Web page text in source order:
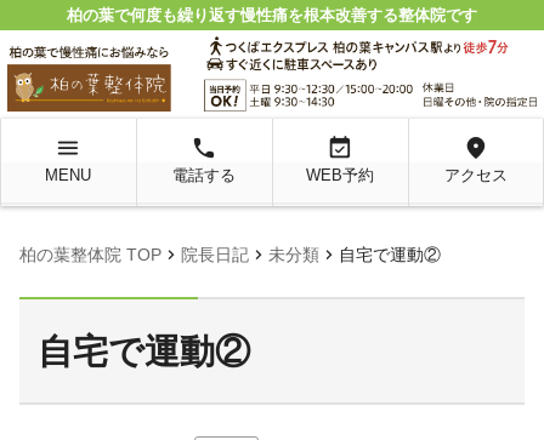
柏の葉で何度も繰り返す慢性痛を根本改善する整体院です
menu
MENU
local_phone
電話する
event_available
WEB予約
location_on
アクセス
柏の葉整体院 TOP chevron_right 院長日記 chevron_right 未分類 chevron_right 自宅で運動②
自宅で運動②